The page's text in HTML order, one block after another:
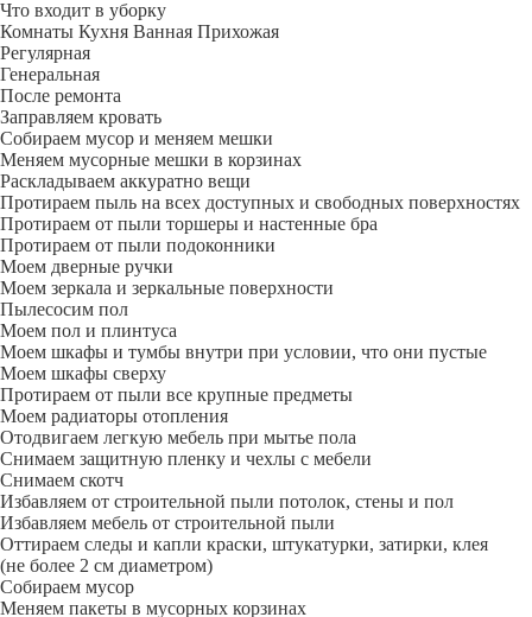
Что входит в уборку
Регу­лярная
Гене­ральная
После ремонта
Заправляем кровать
Собираем мусор и меняем мешки
Меняем мусорные мешки в корзинах
Раскладываем аккуратно вещи
Протираем пыль на всех доступных и свободных поверхностях
Протираем от пыли торшеры и настенные бра
Протираем от пыли подоконники
Моем дверные ручки
Моем зеркала и зеркальные поверхности
Пылесосим пол
Моем пол и плинтуса
Моем шкафы и тумбы внутри при условии, что они пустые
Моем шкафы сверху
Протираем от пыли все крупные предметы
Моем радиаторы отопления
Отодвигаем легкую мебель при мытье пола
Снимаем защитную пленку и чехлы с мебели
Снимаем скотч
Избавляем от строительной пыли потолок, стены и пол
Избавляем мебель от строительной пыли
Оттираем следы и капли краски, штукатурки, затирки, клея
(не более 2 см диаметром)
Собираем мусор
Меняем пакеты в мусорных корзинах